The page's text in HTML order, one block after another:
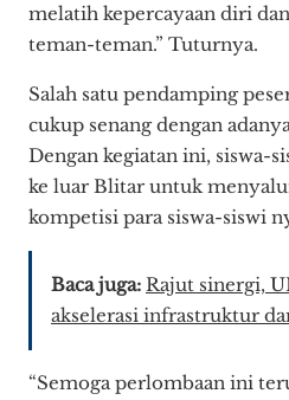
melatih kepercayaan diri
teman-teman.” Tuturnya.
Salah satu pendamping
cukup senang dengan
Dengan kegiatan ini, siswa-
ke luar Blitar untuk
kompetisi para siswa-siswi
Baca juga: Rajut sinergi,
akselerasi infrastruktur
“Semoga perlombaan ini